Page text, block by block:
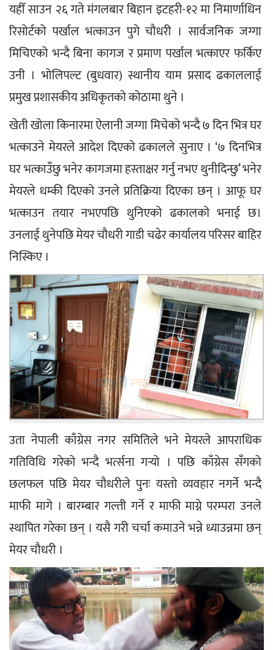
यहीँ साउन २६ गते मंगलबार बिहान इटहरी-१२ मा निमार्णाधिन
रिसोर्टको पर्खाल भत्काउन पुगे चौधरी । सार्वजनिक जग्गा
मिचिएको भन्दै बिना कागज र प्रमाण पर्खाल भत्काएर फर्किए
उनी । भोलिपल्ट (बुधवार) स्थानीय याम प्रसाद ढकाललाई
प्रमुख प्रशासकीय अधिकृतको कोठामा थुने ।
खेती खोला किनारमा ऐलानी जग्गा मिचेको भन्दै ७ दिन भित्र घर
भत्काउने मेयरले आदेश दिएको ढकालले सुनाए । ‘७ दिनभित्र
घर भत्काउँछु भनेर कागजमा हस्ताक्षर गर्नु नभए थुनीदिन्छु’ भनेर
मेयरले धम्की दिएको उनले प्रतिक्रिया दिएका छन् । आफू घर
भत्काउन तयार नभएपछि थुनिएको ढकालको भनाई छ।
उनलाई थुनेपछि मेयर चौधरी गाडी चढेर कार्यालय परिसर बाहिर
निस्किए ।
उता नेपाली काँग्रेस नगर समितिले भने मेयरले आपराधिक
गतिविधि गरेको भन्दै भर्त्सना गर्‍यो । पछि काँग्रेस सँगको
छलफल पछि मेयर चौधरीले पुनः यस्तो व्यवहार नगर्ने भन्दै
माफी मागे । बारम्बार गल्ती गर्ने र माफी माग्ने परम्परा उनले
स्थापित गरेका छन् । यसै गरी चर्चा कमाउने भन्ने ध्याउन्नमा छन्
मेयर चौधरी ।